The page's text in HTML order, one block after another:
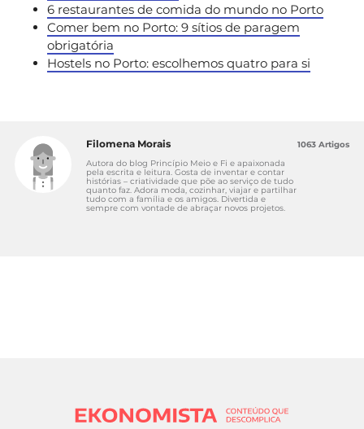
6 restaurantes de comida do mundo no Porto
Comer bem no Porto: 9 sítios de paragem
obrigatória
Hostels no Porto: escolhemos quatro para si
Filomena Morais
Autora do blog Princípio Meio e Fi e apaixonada
pela escrita e leitura. Gosta de inventar e contar
histórias – criatividade que põe ao serviço de tudo
quanto faz. Adora moda, cozinhar, viajar e partilhar
tudo com a família e os amigos. Divertida e
sempre com vontade de abraçar novos projetos.
1063 Artigos